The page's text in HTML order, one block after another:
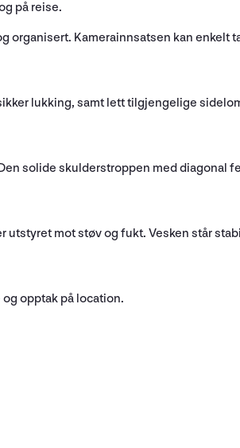
på reise.
Kamerainnsatsen kan enkelt
lukking, samt lett tilgjengelige
solide skulderstroppen med diagonal
mot støv og fukt. Vesken står
opptak på location.